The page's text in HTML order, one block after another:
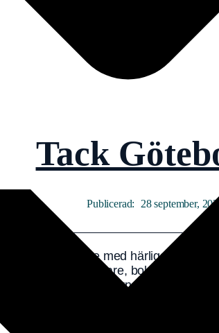
Tack
28 september, 2022
dagar fullmatade med härliga
läsare, bokälskare, bokbloggare
ambitiösa bokbloggarna
Extra roligt 2: Att mässans coolaste
@vildstjarnastories och